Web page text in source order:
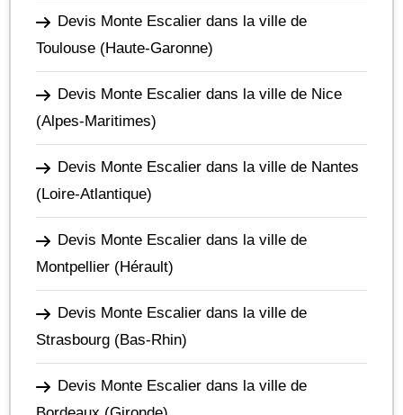
Devis Monte Escalier dans la ville de
Toulouse (Haute-Garonne)
Devis Monte Escalier dans la ville de Nice
(Alpes-Maritimes)
Devis Monte Escalier dans la ville de Nantes
(Loire-Atlantique)
Devis Monte Escalier dans la ville de
Montpellier (Hérault)
Devis Monte Escalier dans la ville de
Strasbourg (Bas-Rhin)
Devis Monte Escalier dans la ville de